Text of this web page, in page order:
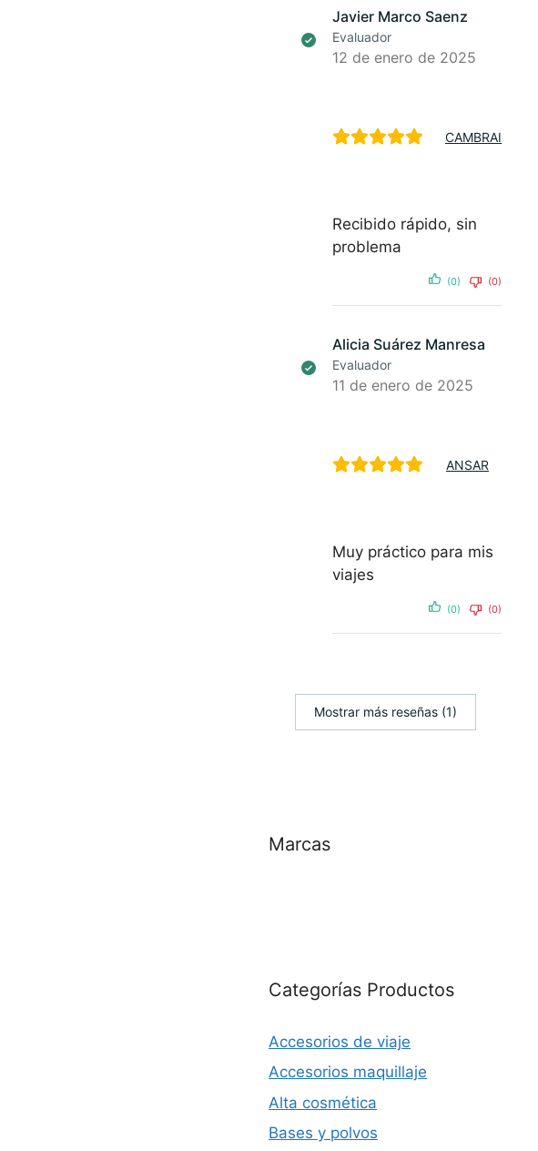
Javier Marco Saenz
Evaluador
12 de enero de 2025
CAMBRAI
Recibido rápido, sin
problema
(0) (0)
Alicia Suárez Manresa
Evaluador
11 de enero de 2025
ANSAR
Muy práctico para mis
viajes
(0) (0)
Mostrar más reseñas (1)
Marcas
Categorías Productos
Accesorios de viaje
Accesorios maquillaje
Alta cosmética
Bases y polvos